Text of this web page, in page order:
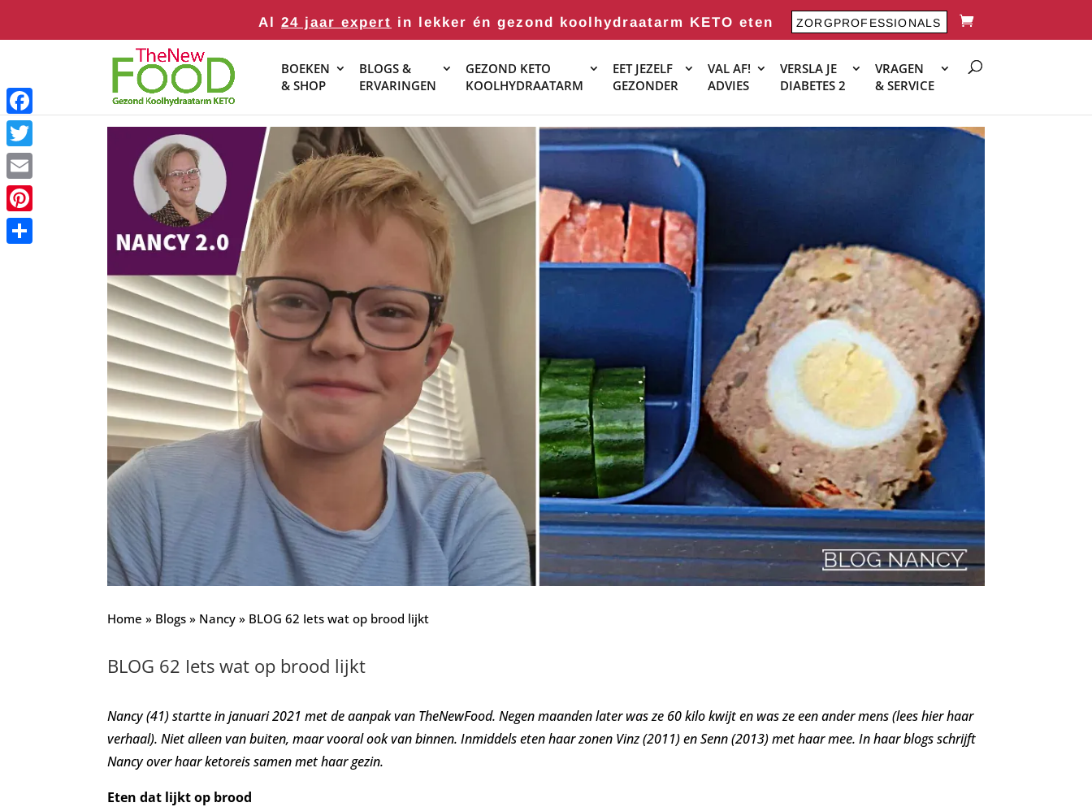
Al 24 jaar expert in lekker én gezond koolhydraatarm KETO eten ZORGPROFESSIONALS
BOEKEN
& SHOP
BLOGS &
ERVARINGEN
GEZOND KETO
KOOLHYDRAATARM
EET JEZELF
GEZONDER
VAL AF!
ADVIES
VERSLA JE
DIABETES 2
VRAGEN
& SERVICE
Home » Blogs » Nancy » BLOG 62 Iets wat op brood lijkt
BLOG 62 Iets wat op brood lijkt
Nancy (41) startte in januari 2021 met de aanpak van TheNewFood. Negen maanden later was ze 60 kilo kwijt en was ze een ander mens (lees hier haar
verhaal). Niet alleen van buiten, maar vooral ook van binnen. Inmiddels eten haar zonen Vinz (2011) en Senn (2013) met haar mee. In haar blogs schrijft
Nancy over haar ketoreis samen met haar gezin.
Eten dat lijkt op brood
Facebook
Twitter
Email
Pinterest